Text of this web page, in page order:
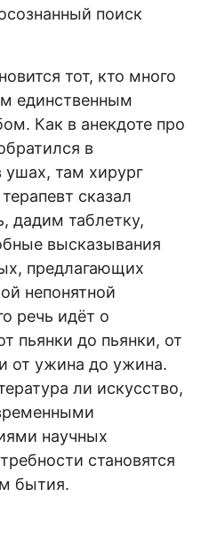
поиск
тот, кто много
единственным
Как в анекдоте про
в
там хирург
сказал
дадим таблетку,
высказывания
предлагающих
непонятной
речь идёт о
пьянки до пьянки, от
от ужина до ужина.
ли искусство,
научных
становятся
бытия.